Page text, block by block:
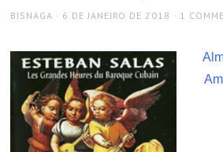
AUTHOR
BISNAGA
POSTED
6 DE JANEIRO DE 2018 1